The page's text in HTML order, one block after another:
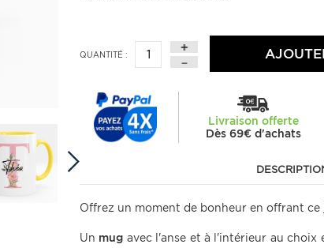
QUANTITÉ :
Livraison offerte
Dès 69€ d'achats
Offrez un moment de bonheur en offrant ce
Un mug avec l'anse et à l'intérieur au choix